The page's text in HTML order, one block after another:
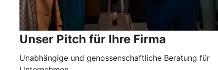
Unser Pitch für Ihre Firma
Unabhängige und genossenschaftliche Beratung für